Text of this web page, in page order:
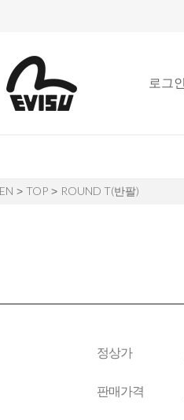
로그인
> TOP > ROUND T(반팔)
정상가
판매가격